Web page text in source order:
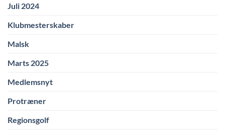
Juli 2024
Klubmesterskaber
Malsk
Marts 2025
Medlemsnyt
Protræner
Regionsgolf